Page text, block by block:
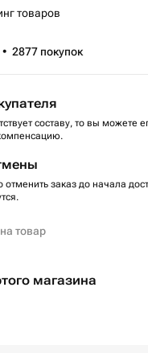
товаров
• 2877 покупок
составу, то вы можете
заказ до начала
товар
магазина